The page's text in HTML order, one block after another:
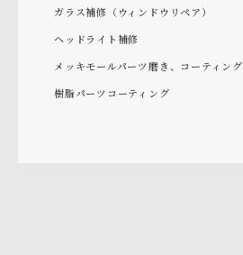
ガラス補修（ウィンドウリペア）
ヘッドライト補修
メッキモールパーツ磨き、コーティング
樹脂パーツコーティング